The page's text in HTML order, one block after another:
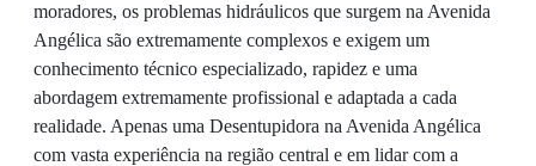
moradores, os problemas hidráulicos que surgem na Avenida
Angélica são extremamente complexos e exigem um
conhecimento técnico especializado, rapidez e uma
abordagem extremamente profissional e adaptada a cada
realidade. Apenas uma Desentupidora na Avenida Angélica
com vasta experiência na região central e em lidar com a